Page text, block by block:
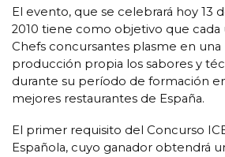
El evento, que se celebrará hoy 13
2010 tiene como objetivo que cada
Chefs concursantes plasme en
producción propia los sabores y
durante su período de formación
mejores restaurantes de España.
El primer requisito del Concurso
Española, cuyo ganador obtendrá